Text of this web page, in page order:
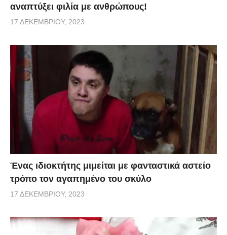
αναπτύξει φιλία με ανθρώπους!
17 ΔΕΚΕΜΒΡΊΟΥ, 2023
Ένας ιδιοκτήτης μιμείται με φανταστικά αστείο
τρόπο τον αγαπημένο του σκύλο
17 ΔΕΚΕΜΒΡΊΟΥ, 2023